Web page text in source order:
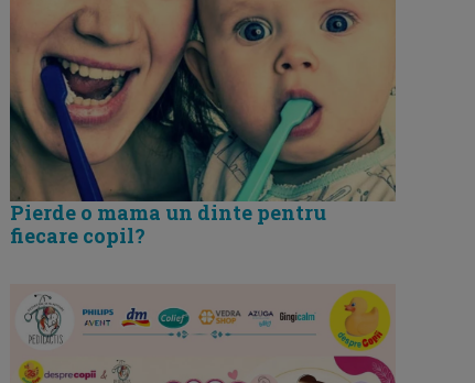
Pierde o mama un dinte pentru
fiecare copil?